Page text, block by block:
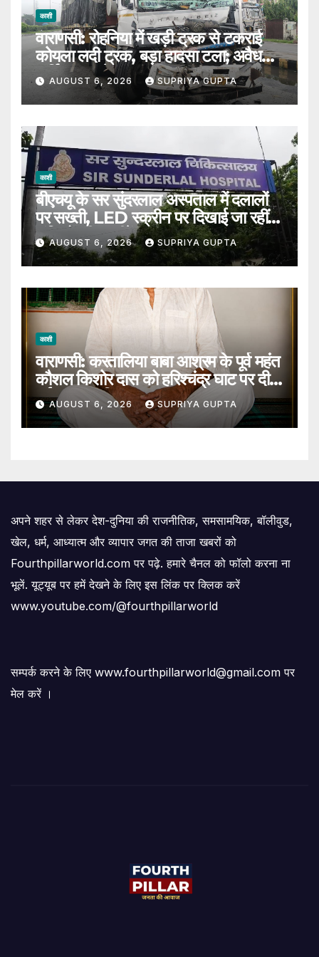
काशी
वाराणसी: रोहनिया में खड़ी ट्रक से टकराई
कोयला लदी ट्रक, बड़ा हादसा टला; अवैध
पार्किंग पर उठे सवाल
AUGUST 6, 2026 SUPRIYA GUPTA
काशी
बीएचयू के सर सुंदरलाल अस्पताल में दलालों
पर सख्ती, LED स्क्रीन पर दिखाई जा रहीं
संदिग्धों की तस्वीरें
AUGUST 6, 2026 SUPRIYA GUPTA
काशी
वाराणसी: करतालिया बाबा आश्रम के पूर्व महंत
कौशल किशोर दास को हरिश्चंद्र घाट पर दी
गई जल समाधि
AUGUST 6, 2026 SUPRIYA GUPTA
अपने शहर से लेकर देश-दुनिया की राजनीतिक, समसामयिक, बॉलीवुड,
खेल, धर्म, आध्यात्म और व्यापार जगत की ताजा खबरों को
Fourthpillarworld.com पर पढ़े. हमारे चैनल को फॉलो करना ना
भूलें. यूट्यूब पर हमें देखने के लिए इस लिंक पर क्लिक करें
www.youtube.com/@fourthpillarworld
सम्पर्क करने के लिए www.fourthpillarworld@gmail.com पर
मेल करें ।